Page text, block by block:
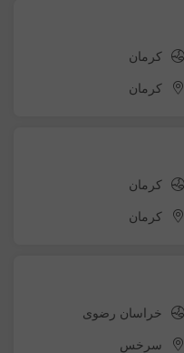
کرمان
کرمان
کرمان
کرمان
خراسان رضوی
سرخس